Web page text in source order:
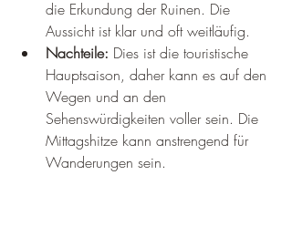
die Erkundung der Ruinen. Die
Aussicht ist klar und oft weitläufig.
Nachteile: Dies ist die touristische
Hauptsaison, daher kann es auf den
Wegen und an den
Sehenswürdigkeiten voller sein. Die
Mittagshitze kann anstrengend für
Wanderungen sein.